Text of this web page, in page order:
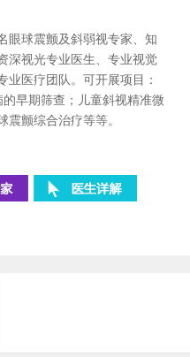
球震颤及斜弱视专家、知
深视光专业医生、专业视觉
业医疗团队。可开展项目：
早期筛查； 儿童斜视精准微
震颤综合治疗等等。
托于眼科医疗技术，延伸于
全市幼儿园、各中小学开展
屈光发育档案。我院开展了
如硬性角膜接触镜（RGP）
李晓静